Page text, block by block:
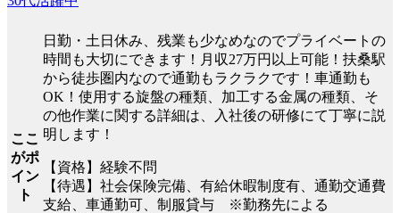
ここ
がポ
イン
ト
日勤・土日休み、残業も少なめなのでプライベートの
時間も大切にできます！月収27万円以上可能！扶桑駅
から徒歩圏内なので通勤もラクラクです！車通勤も
OK！使用する旋盤の種類、加工する金属の種類、そ
の他作業に関する詳細は、入社後の研修にて丁寧に説
明します！
【資格】経験不問
【待遇】社会保険完備、有給休暇制度有、通勤交通費
支給、車通勤可、制服貸与 ※勤務先による